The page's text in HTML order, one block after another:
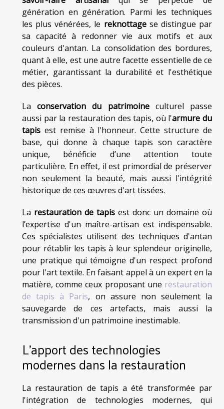
génération en génération. Parmi les techniques
les plus vénérées, le reknottagese distingue par
sa capacité à redonner vie aux motifs et aux
couleurs d'antan. La consolidation des bordures,
quant à elle, est une autre facette essentielle de ce
métier, garantissant la durabilité et l'esthétique
des pièces.
Laconservation du patrimoineculturel passe
aussi par la restauration des tapis, où l'armure du
tapis est remise à l'honneur. Cette structure de
base, qui donne à chaque tapis son caractère
unique, bénéficie d’une attention toute
particulière. En effet, il est primordial de préserver
non seulement la beauté, mais aussi l'intégrité
historique de ces œuvres d'art tissées.
La restauration de tapis est donc un domaine où
l’expertise d'un maître-artisan est indispensable.
Ces spécialistes utilisent des techniques d'antan
pour rétablir les tapis à leur splendeur originelle,
une pratique qui témoigne d'un respect profond
pour l'art textile. En faisant appel à un expert en la
matière, comme ceux proposant une restauration
de tapis à Paris, on assure non seulement la
sauvegarde de ces artefacts, mais aussi la
transmission d'un patrimoine inestimable.
L'apport des technologies
modernes dans la restauration
La restauration de tapis a été transformée par
l'intégration de technologies modernes, qui